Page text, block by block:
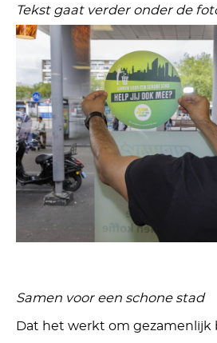
Tekst gaat verder onder de
Samen voor een schone stad
Dat het werkt om gezamenlijk